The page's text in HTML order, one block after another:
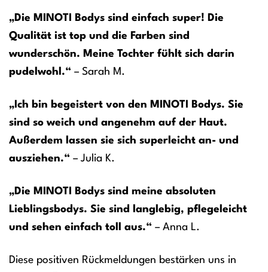
„Die MINOTI Bodys sind einfach super! Die
Qualität ist top und die Farben sind
wunderschön. Meine Tochter fühlt sich darin
pudelwohl.“ – Sarah M.
„Ich bin begeistert von den MINOTI Bodys. Sie
sind so weich und angenehm auf der Haut.
Außerdem lassen sie sich superleicht an- und
ausziehen.“ – Julia K.
„Die MINOTI Bodys sind meine absoluten
Lieblingsbodys. Sie sind langlebig, pflegeleicht
und sehen einfach toll aus.“ – Anna L.
Diese positiven Rückmeldungen bestärken uns in